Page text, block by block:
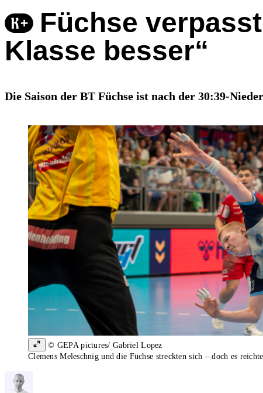
Füchse
Klasse besser“
Die Saison der BT Füchse ist nach der 30:39-
© GEPA pictures/ Gabriel Lopez
Clemens Meleschnig und die Füchse streckten sich – doch es